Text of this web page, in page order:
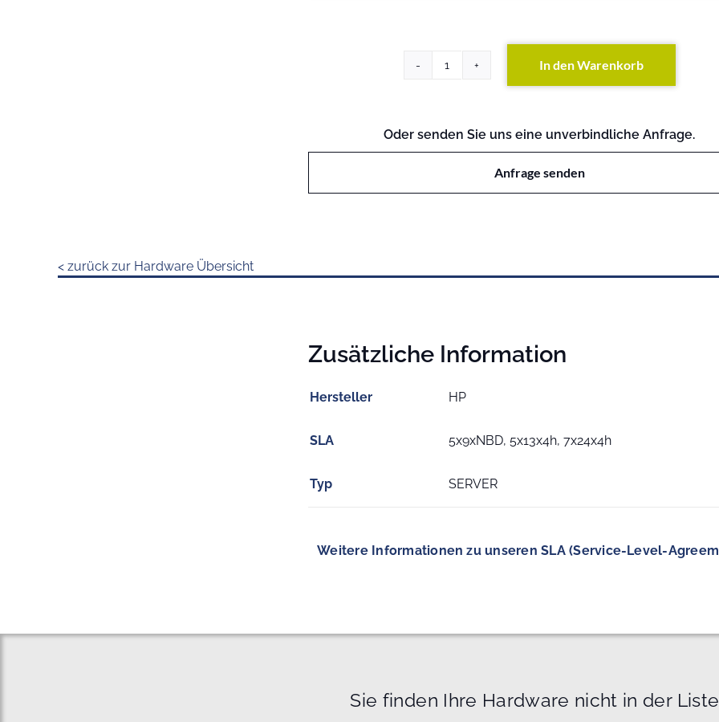
ProLiant
In den Warenkorb
Oder senden Sie uns eine unverbindliche Anfrage.
Anfrage senden
< zurück zur Hardware Übersicht
Zusätzliche Information
Hersteller HP
SLA 5x9xNBD, 5x13x4h, 7x24x4h
Typ SERVER
Weitere Informationen zu unseren SLA (Service-Level-
Sie finden Ihre Hardware nicht in der